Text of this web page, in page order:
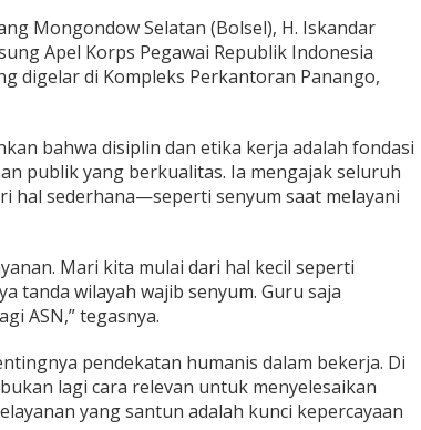
s
i
p
l
d
a
n
S
y
u
m
s
b
a
g
a
Mongondow Selatan (Bolsel), H. Iskandar
Apel Korps Pegawai Republik Indonesia
digelar di Kompleks Perkantoran Panango,
bahwa disiplin dan etika kerja adalah fondasi
publik yang berkualitas. Ia mengajak seluruh
hal sederhana—seperti senyum saat melayani
Mari kita mulai dari hal kecil seperti
tanda wilayah wajib senyum. Guru saja
ASN,” tegasnya.
pendekatan humanis dalam bekerja. Di
lagi cara relevan untuk menyelesaikan
yang santun adalah kunci kepercayaan